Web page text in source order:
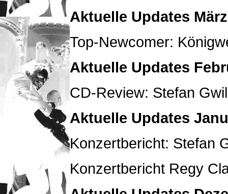
Aktuelle Updates
Top-Newcomer:
Aktuelle Updates
CD-Review: Stefan
Aktuelle Updates
Konzertbericht: Stefan
Konzertbericht Regy